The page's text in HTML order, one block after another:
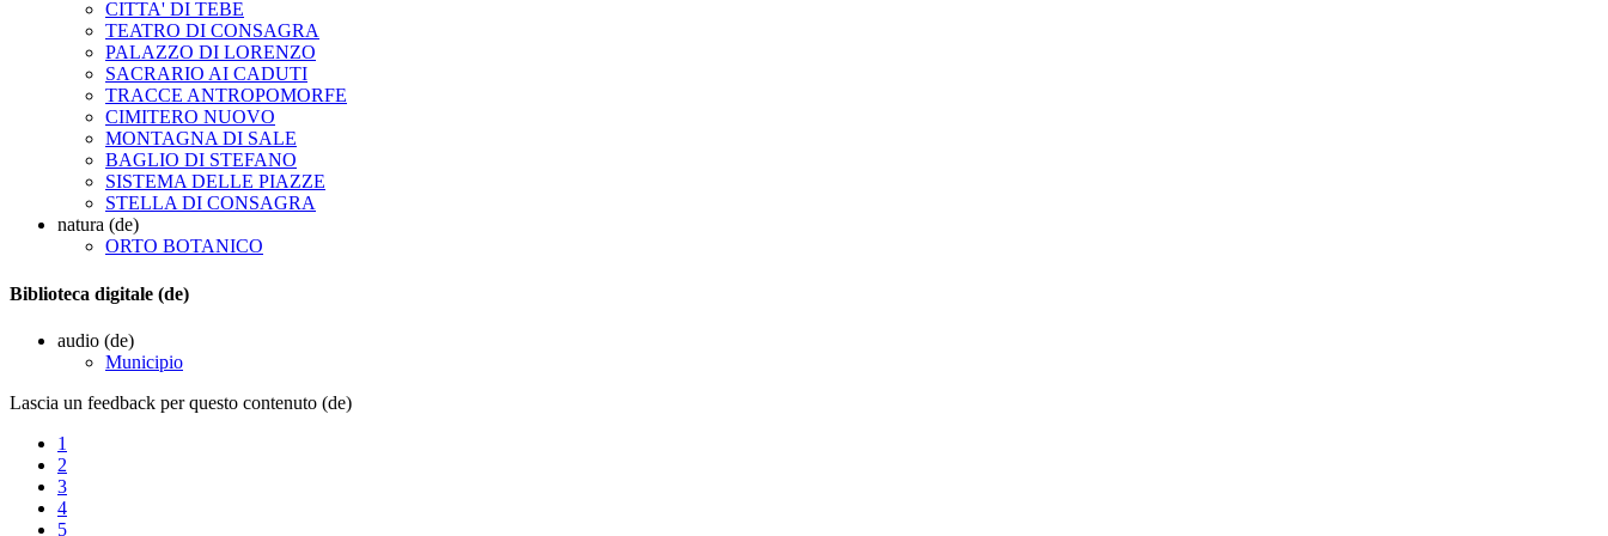
CITTA' DI TEBE
TEATRO DI CONSAGRA
PALAZZO DI LORENZO
SACRARIO AI CADUTI
TRACCE ANTROPOMORFE
CIMITERO NUOVO
MONTAGNA DI SALE
BAGLIO DI STEFANO
SISTEMA DELLE PIAZZE
STELLA DI CONSAGRA
natura (de)
ORTO BOTANICO
Biblioteca digitale (de)
audio (de)
Municipio
Lascia un feedback per questo contenuto (de)
1
2
3
4
5